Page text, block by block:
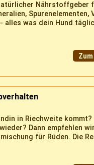
Nährstoffgeber
Spurenelementen,
alles was dein Hund
in Riechweite
Dann empfehlen wir
für Rüden. Die